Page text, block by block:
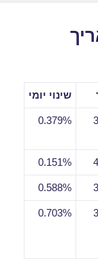
שינוי יומי
0.379%
0.151%
0.588%
0.703%